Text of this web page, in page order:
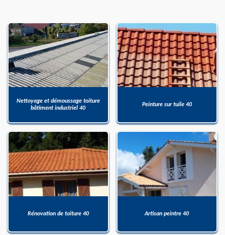
Nettoyage et démoussage toiture
bâtiment industriel 40
Peinture sur tuile 40
Rénovation de toiture 40 Artisan peintre 40